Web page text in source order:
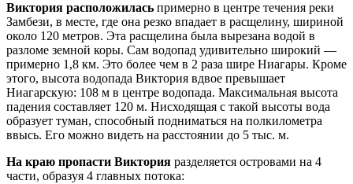
Виктория расположилась примерно в центре течения реки
Замбези, в месте, где она резко впадает в расщелину, шириной
около 120 метров. Эта расщелина была вырезана водой в
разломе земной коры. Сам водопад удивительно широкий —
примерно 1,8 км. Это более чем в 2 раза шире Ниагары. Кроме
этого, высота водопада Виктория вдвое превышает
Ниагарскую: 108 м в центре водопада. Максимальная высота
падения составляет 120 м. Нисходящая с такой высоты вода
образует туман, способный подниматься на полкилометра
ввысь. Его можно видеть на расстоянии до 5 тыс. м.
На краю пропасти Виктория разделяется островами на 4
части, образуя 4 главных потока: